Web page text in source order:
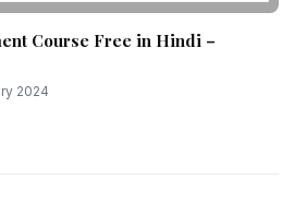
Course Free in Hindi –
2024